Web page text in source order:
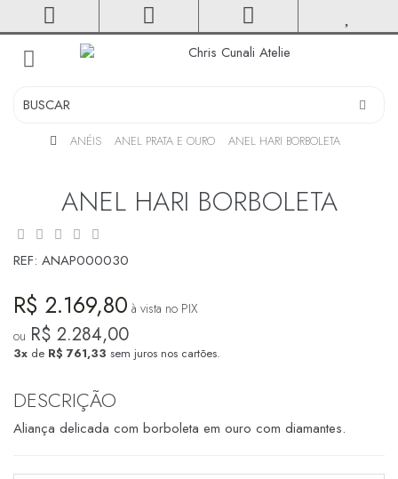
toggle
ANÉIS ANEL PRATA E OURO ANEL HARI BORBOLETA
ANEL HARI BORBOLETA
REF: ANAP000030
R$ 2.169,80 à vista no PIX
ou R$ 2.284,00
3x de R$ 761,33 sem juros nos cartões.
DESCRIÇÃO
Aliança delicada com borboleta em ouro com diamantes.